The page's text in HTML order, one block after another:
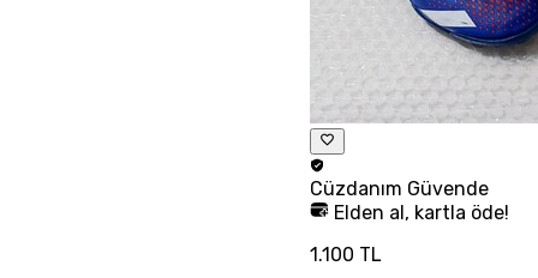
Cüzdanım Güvende
Elden al, kartla öde!
1.100 TL